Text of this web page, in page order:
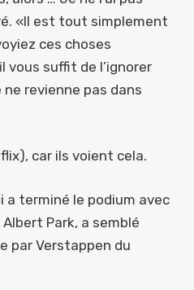
«Il est tout simplement
ces choses
vous suffit de l’ignorer
ne revienne pas dans
car ils voient cela.
a terminé le podium avec
Park, a semblé
par Verstappen du